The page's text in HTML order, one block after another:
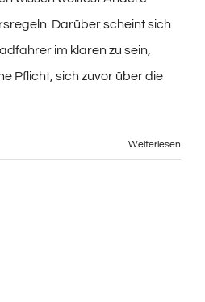
Darüber scheint sich
im klaren zu sein,
Pflicht, sich zuvor über die
Weiterlesen